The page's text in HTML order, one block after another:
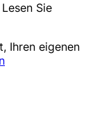
Lesen Sie
Ihren eigenen